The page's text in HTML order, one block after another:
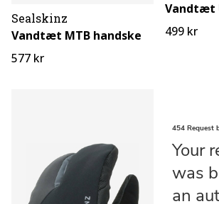
Sealskinz
Vandtæt MTB handske
577 kr
499 kr